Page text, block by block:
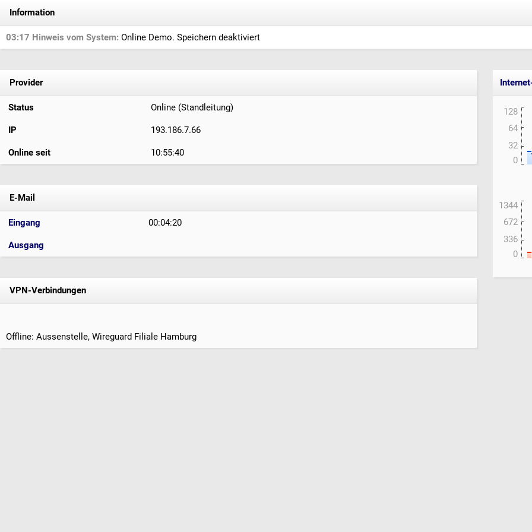
Information
03:17 Hinweis vom System: Online Demo. Speichern deaktiviert
Provider
Status Online (Standleitung)
IP 193.186.7.66
Online seit 10:55:40
E-Mail
Eingang 00:04:20
Ausgang
VPN-Verbindungen
Offline: Aussenstelle, Wireguard Filiale Hamburg
128
64
32
0
1344
672
336
0